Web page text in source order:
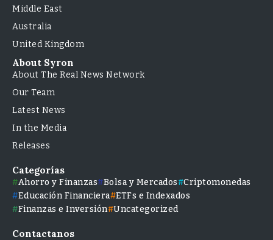
Middle East
Australia
United Kingdom
About Syron
About The Real News Network
Our Team
Latest News
In the Media
Releases
Categorías
Ahorro y Finanzas Bolsa y Mercados
Criptomonedas
Educación Financiera ETFs e Indexados
Finanzas e Inversión Uncategorized
Contactanos